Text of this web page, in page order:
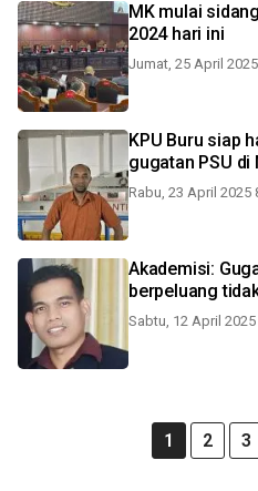
MK mulai sidangkan gugatan PSU Pilkada
2024 hari ini
Jumat, 25 April
KPU Buru siap
gugatan PSU
Rabu, 23 April 2025
Akademisi: Gugatan PSU Pilkada Buru ke MK
berpeluang
Sabtu, 12 April 2025
1 2 3